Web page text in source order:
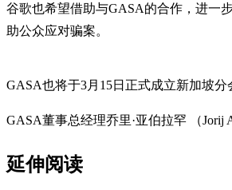
谷歌也希望借助与GASA的合作，进一
助公众应对骗案。
GASA也将于3月15日正式成立新加坡
GASA董事总经理乔里·亚伯拉罕 （
延伸阅读